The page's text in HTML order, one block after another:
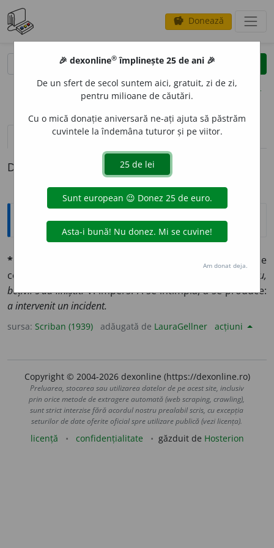
savings Donează
clear
opțiuni
definiții (1) pronunțievolume_up (50)
Definiția cu ID-ul 675930:
Explicative DEX
*intervín, -venít,
– Se
conj. ca
intervenind gardianu,
bețiviĭ s’aŭ liniștit.V. impers. A se întîmpla, a se produce:
a intervenit un incident.
sursa: Scriban (1939) adăugată de LauraGellner acțiuni
Copyright © 2004-2026 dexonline (https://dexonline.ro)
Preluarea, stocarea sau utilizarea datelor de pe acest site, inclusiv
prin orice metode de extragere automată (web scraping, crawling),
sunt strict interzise fără acordul nostru prealabil scris, cu excepția
seturilor de date oferite oficial spre utilizare publică (vezi licența).
licență confidențialitate găzduit de Hosterion
🎉 dexonline® împlinește 25 de ani 🎉
De un sfert de secol suntem aici, gratuit, zi de zi,
pentru milioane de căutări.
Cu o mică donație aniversară ne-ați ajuta să păstrăm
cuvintele la îndemâna tuturor și pe viitor.
Am donat deja.